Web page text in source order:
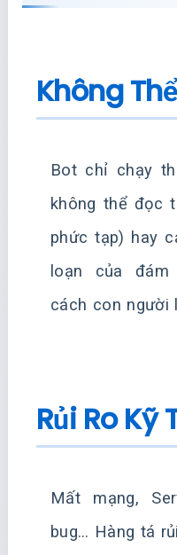
Không
Bot chỉ chạy
không thể đọc
phức tạp) hay
loạn của đám
cách con người
Rủi Ro Kỹ
Mất mạng,
bug… Hàng tá